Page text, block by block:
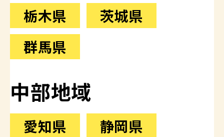
栃木県
茨城県
群馬県
中部地域
愛知県
静岡県